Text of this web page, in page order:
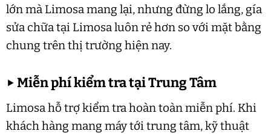
lớn mà Limosa mang lại, nhưng đừng lo lắng, gía
sửa chữa tại Limosa luôn rẻ hơn so với mặt bằng
chung trên thị trường hiện nay.
▶Miễn phí kiểm tra tại Trung Tâm
Limosa hỗ trợ kiểm tra hoàn toàn miễn phí. Khi
khách hàng mang máy tới trung tâm, kỹ thuật